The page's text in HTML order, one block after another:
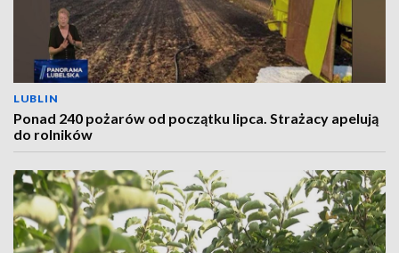
LUBLIN
Ponad 240 pożarów od początku lipca. Strażacy apelują
do rolników